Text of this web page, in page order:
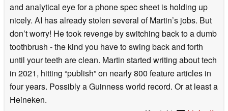
and analytical eye for a phone spec sheet is holding up
nicely. AI has already stolen several of Martin’s jobs. But
don’t worry! He took revenge by switching back to a dumb
toothbrush - the kind you have to swing back and forth
until your teeth are clean. Martin started writing about tech
in 2021, hitting “publish” on nearly 800 feature articles in
four years. Possibly a Guinness world record. Or at least a
Heineken.